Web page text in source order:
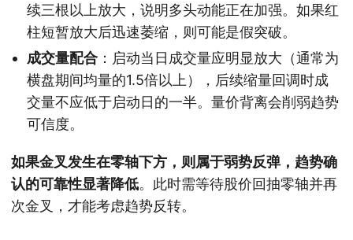
续三根以上放大，说明多头动能正在加强。如果红
柱短暂放大后迅速萎缩，则可能是假突破。
成交量配合 ：启动当日成交量应明显放大（通常为
横盘期间均量的1.5倍以上），后续缩量回调时成
交量不应低于启动日的一半。量价背离会削弱趋势
可信度。
如果金叉发生在零轴下方，则属于弱势反弹，趋势确
认的可靠性显著降低。此时需等待股价回抽零轴并再
次金叉，才能考虑趋势反转。